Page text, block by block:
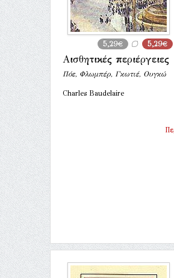
5,29€ 5,29€
Αισθητικές περιέργειες
Πόε, Φλωμπέρ, Γκωτιέ, Ουγκώ
Charles Baudelaire